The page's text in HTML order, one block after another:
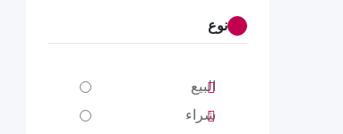
نوع
البيع
شراء